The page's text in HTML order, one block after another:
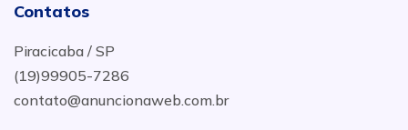
Contatos
Piracicaba / SP
(19)99905-7286
contato@anuncionaweb.com.br